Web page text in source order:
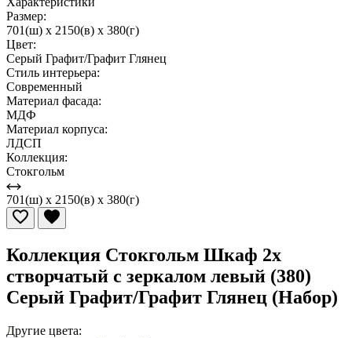
Размер:
701(ш) x 2150(в) x 380(г)
Цвет:
Серый Графит/Графит Глянец
Стиль интерьера:
Современный
Материал фасада:
МДФ
Материал корпуса:
ЛДСП
Коллекция:
Стокгольм
701(ш) x 2150(в) x 380(г)
Коллекция Стокгольм Шкаф 2х
створчатый с зеркалом левый (380)
Серый Графит/Графит Глянец (Набор)
Другие цвета: